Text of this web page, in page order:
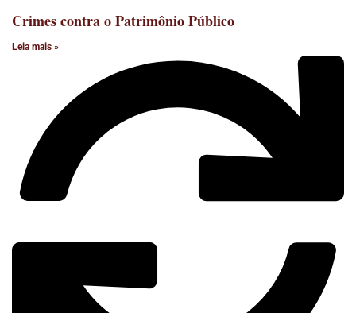
Crimes contra o Patrimônio Público
Leia mais »